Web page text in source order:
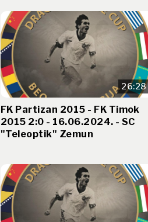
26:28
FK Partizan 2015 - FK Timok
2015 2:0 - 16.06.2024. - SC
"Teleoptik" Zemun